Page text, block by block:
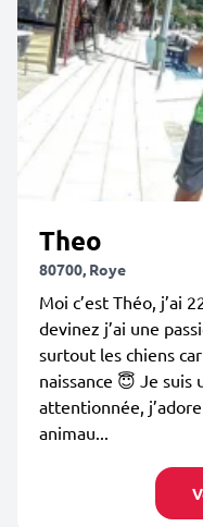
Theo
80700, Roye
Moi c’est Théo, j’ai
devinez j’ai une
surtout les chiens
naissance 😇 Je
attentionnée,
animau...